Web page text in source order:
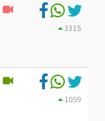
3315
1059